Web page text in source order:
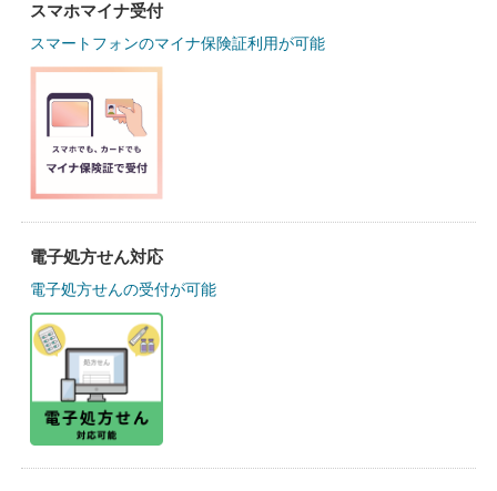
スマホマイナ受付
スマートフォンのマイナ保険証利用が可能
電子処方せん対応
電子処方せんの受付が可能